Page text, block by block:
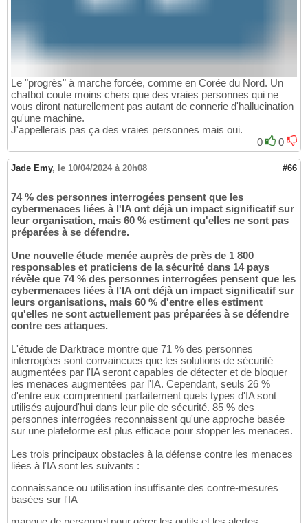
Le "progrès" à marche forcée, comme en Corée du Nord. Un
chatbot coute moins chers que des vraies personnes qui ne
vous diront naturellement pas autant de connerie d'hallucination
qu'une machine.
J'appellerais pas ça des vraies personnes mais oui.
0
0
Jade Emy, le 10/04/2024 à 20h08 #66
74 % des personnes interrogées pensent que les
cybermenaces liées à l'IA ont déjà un impact significatif sur
leur organisation, mais 60 % estiment qu'elles ne sont pas
préparées à se défendre.
Une nouvelle étude menée auprès de près de 1 800
responsables et praticiens de la sécurité dans 14 pays
révèle que 74 % des personnes interrogées pensent que les
cybermenaces liées à l'IA ont déjà un impact significatif sur
leurs organisations, mais 60 % d'entre elles estiment
qu'elles ne sont actuellement pas préparées à se défendre
contre ces attaques.
L'étude de Darktrace montre que 71 % des personnes
interrogées sont convaincues que les solutions de sécurité
augmentées par l'IA seront capables de détecter et de bloquer
les menaces augmentées par l'IA. Cependant, seuls 26 %
d'entre eux comprennent parfaitement quels types d'IA sont
utilisés aujourd'hui dans leur pile de sécurité. 85 % des
personnes interrogées reconnaissent qu'une approche basée
sur une plateforme est plus efficace pour stopper les menaces.
Les trois principaux obstacles à la défense contre les menaces
liées à l'IA sont les suivants :
connaissance ou utilisation insuffisante des contre-mesures
basées sur l'IA